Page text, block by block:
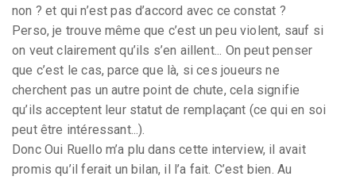
non ? et qui n’est pas d’accord avec ce constat ?
Perso, je trouve même que c’est un peu violent, sauf si
on veut clairement qu’ils s’en aillent... On peut penser
que c’est le cas, parce que là, si ces joueurs ne
cherchent pas un autre point de chute, cela signifie
qu’ils acceptent leur statut de remplaçant (ce qui en soi
peut être intéressant...).
Donc Oui Ruello m’a plu dans cette interview, il avait
promis qu’il ferait un bilan, il l’a fait. C’est bien. Au